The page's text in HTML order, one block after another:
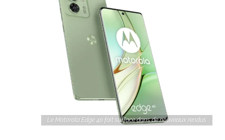
Le Motorola Edge 40 fait surface dans de nouveaux rendus